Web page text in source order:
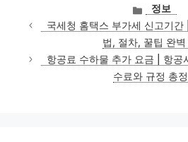
카
테
고
리
정보
국세청 홈택스 부가세 신고기
법, 절차, 꿀팁 완벽
항공료 수하물 추가 요금 | 항공
수료와 규정 총